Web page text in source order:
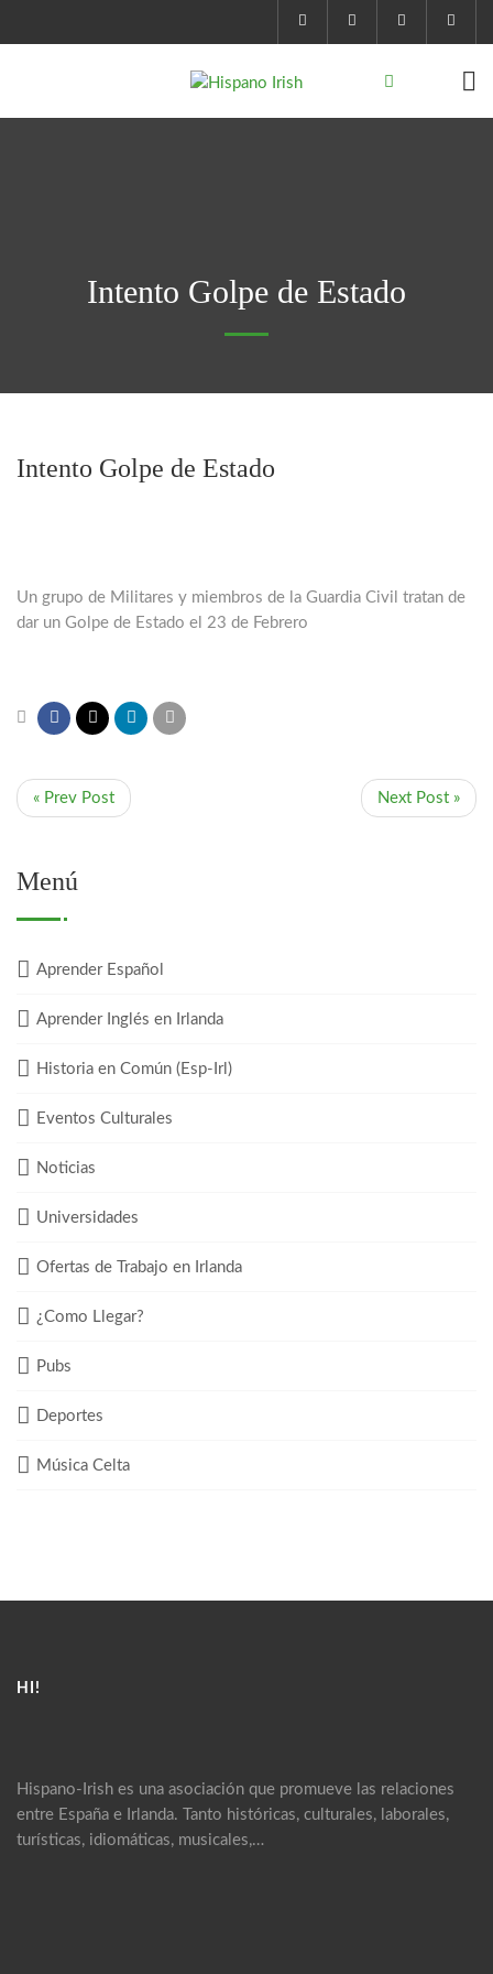
Intento Golpe de Estado
Intento Golpe de Estado
Un grupo de Militares y miembros de la Guardia Civil tratan de
dar un Golpe de Estado el 23 de Febrero
« Prev Post Next Post »
Menú
Aprender Español
Aprender Inglés en Irlanda
Historia en Común (Esp-Irl)
Eventos Culturales
Noticias
Universidades
Ofertas de Trabajo en Irlanda
¿Como Llegar?
Pubs
Deportes
Música Celta
HI!
Hispano-Irish es una asociación que promueve las relaciones
entre España e Irlanda. Tanto históricas, culturales, laborales,
turísticas, idiomáticas, musicales,…